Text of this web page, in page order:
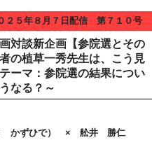
２５年８月７日配信 第７１０号
対談新企画【参院選とその
の植草一秀先生は、こう見
ーマ：参院選の結果につい
なる？～
かずひで） × 舩井 勝仁